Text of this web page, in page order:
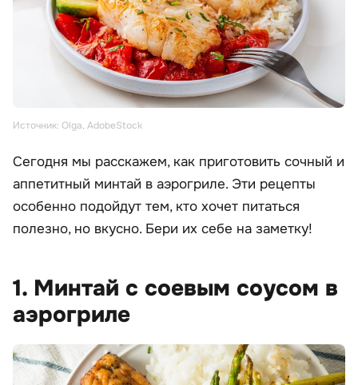
Источник: Olga, AdobeStock
Сегодня мы расскажем, как приготовить сочный и
аппетитный минтай в аэрогриле. Эти рецепты
особенно подойдут тем, кто хочет питаться
полезно, но вкусно. Бери их себе на заметку!
1. Минтай с соевым соусом в
аэрогриле